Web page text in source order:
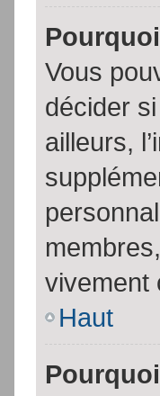
Vous
décider
ailleurs,
vivement
Haut